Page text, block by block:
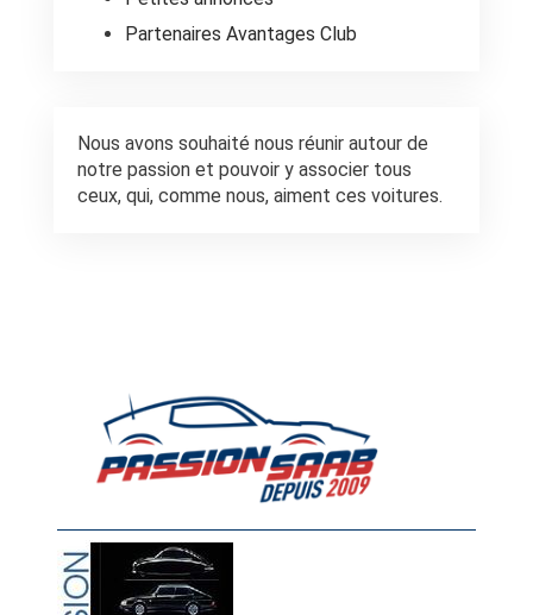
Partenaires Avantages Club
Nous avons souhaité nous réunir autour de
notre passion et pouvoir y associer tous
ceux, qui, comme nous, aiment ces voitures.